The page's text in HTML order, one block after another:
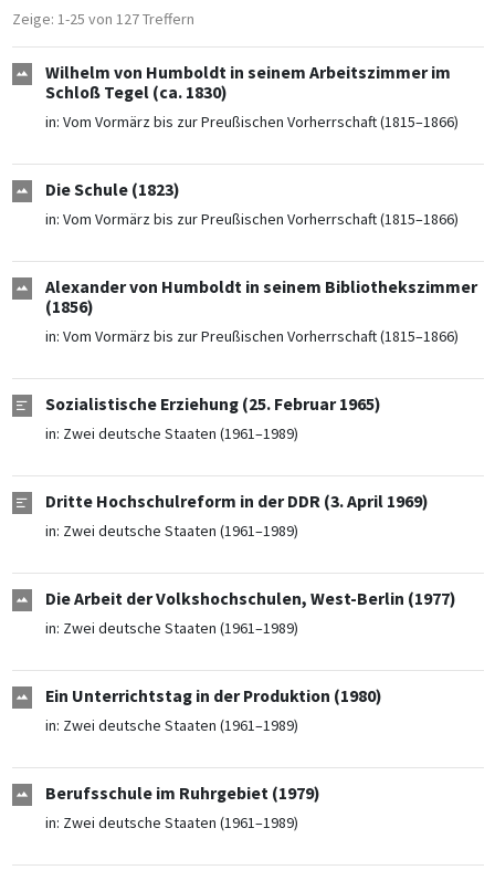
Zeige: 1-25 von 127 Treffern
Wilhelm von Humboldt in seinem Arbeitszimmer im
Schloß Tegel (ca. 1830)
in: Vom Vormärz bis zur Preußischen Vorherrschaft (1815–1866)
Die Schule (1823)
in: Vom Vormärz bis zur Preußischen Vorherrschaft (1815–1866)
Alexander von Humboldt in seinem Bibliothekszimmer
(1856)
in: Vom Vormärz bis zur Preußischen Vorherrschaft (1815–1866)
Sozialistische Erziehung (25. Februar 1965)
in: Zwei deutsche Staaten (1961–1989)
Dritte Hochschulreform in der DDR (3. April 1969)
in: Zwei deutsche Staaten (1961–1989)
Die Arbeit der Volkshochschulen, West-Berlin (1977)
in: Zwei deutsche Staaten (1961–1989)
Ein Unterrichtstag in der Produktion (1980)
in: Zwei deutsche Staaten (1961–1989)
Berufsschule im Ruhrgebiet (1979)
in: Zwei deutsche Staaten (1961–1989)